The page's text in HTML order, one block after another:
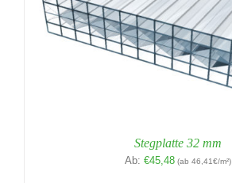
Stegplatte 32 mm
Ab: €45,48 (ab 46,41€/m²)